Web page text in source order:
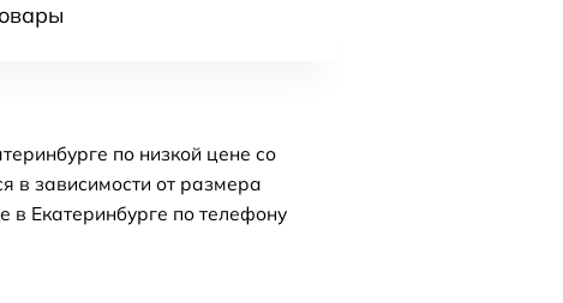
по низкой цене со
в зависимости от размера
в Екатеринбурге по телефону